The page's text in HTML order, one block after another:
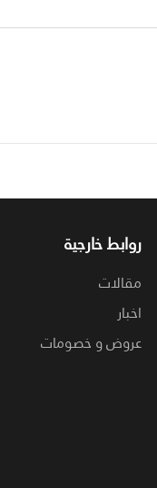
روابط خارجية
مقالات
اخبار
عروض و خصومات